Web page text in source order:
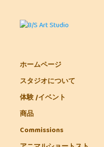
ホームページ
スタジオについて
体験 /イベント
商品
Commissions